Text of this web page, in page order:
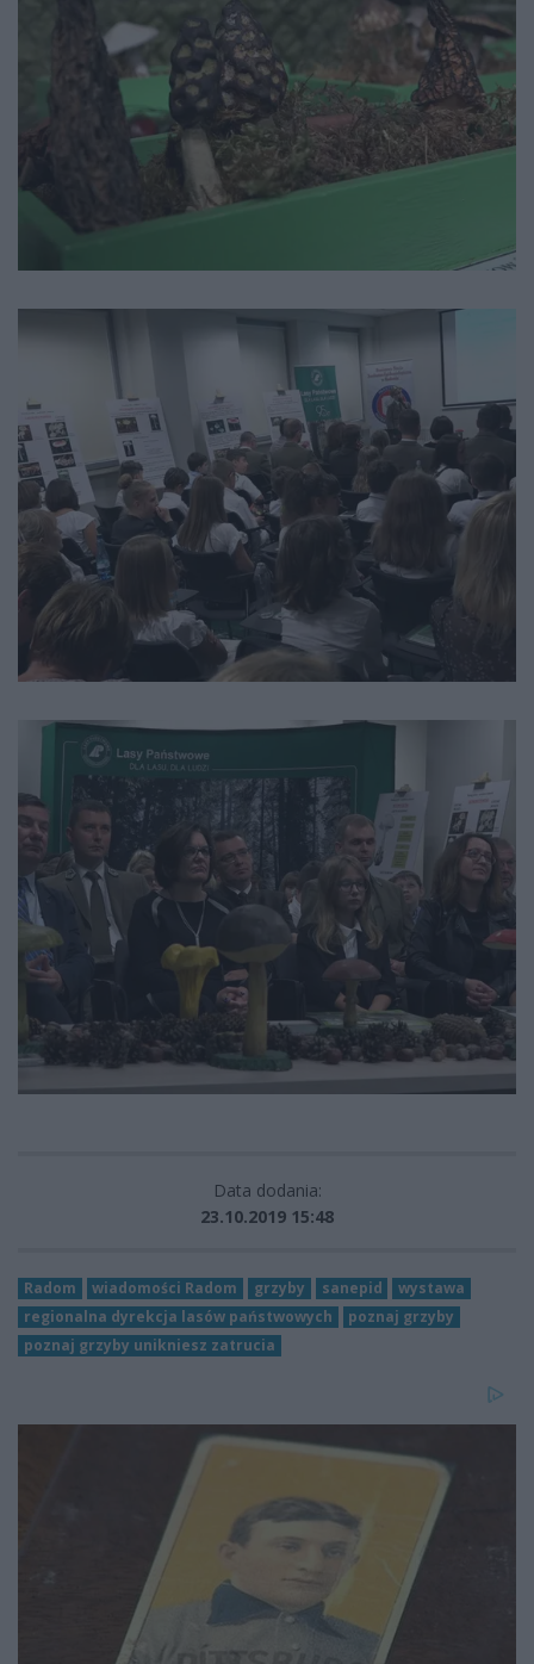
Data dodania:
23.10.2019 15:48
Radom wiadomości Radom grzyby sanepid
wystawa
regionalna dyrekcja lasów państwowych
poznaj grzyby
poznaj grzyby unikniesz zatrucia